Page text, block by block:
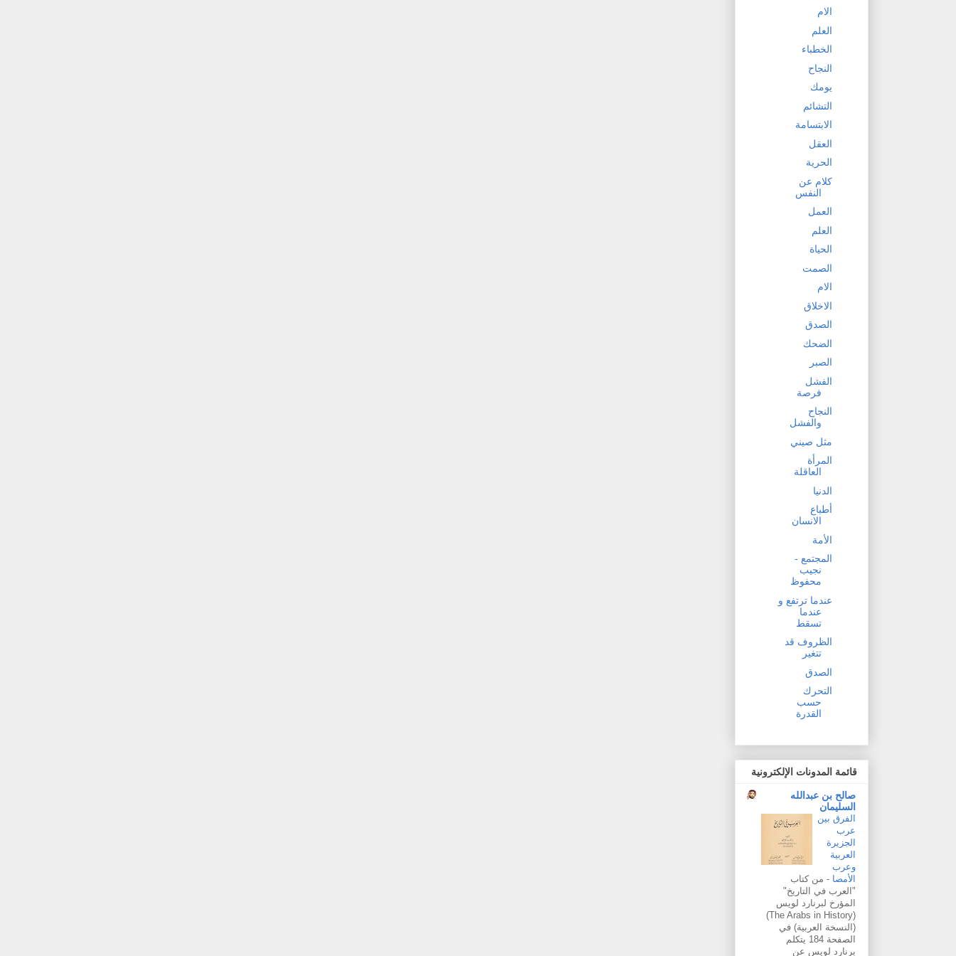
الام
العلم
الخطباء
النجاح
يومك
التشائم
الابتسامة
العقل
الحرية
كلام عن
النفس
العمل
العلم
الحياة
الصمت
الام
الاخلاق
الصدق
الضحك
الصبر
الفشل
فرصة
النجاح
والفشل
مثل صيني
المرأة
العاقلة
الدنيا
أطباع
الانسان
الأمة
المجتمع -
نجيب
محفوظ
ﻋﻨﺪﻣﺎ ﺗﺮﺗﻔﻊ و
ﻋﻨﺪﻣﺎ
ﺗﺴﻘﻂ
الظروف قد
تتغير
الصدق
التحرك
حسب
القدرة
قائمة المدونات الإلكترونية
صالح بن عبدالله
السليمان
الفرق بين
عرب
الجزيرة
العربية
وعرب
الأمصا- من كتاب
"العرب في التاريخ"
المؤرخ لبرنارد لويس
(The Arabs in History)
(النسخة العربية) في
الصفحة 184 يتكلم
برنارد لويس عن